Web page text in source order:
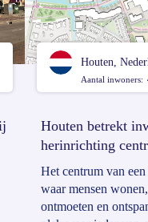
Houten,
Aantal inwoners:
Houten betrekt
herinrichting
Het centrum van
waar mensen
ontmoeten en